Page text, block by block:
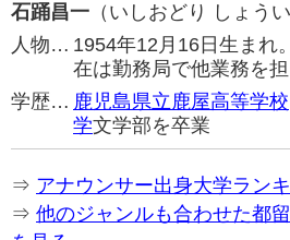
石踊昌一 （いしおどり しょうい
人物… 1954年12月16日生まれ
在は勤務局で他業務を担
学歴… 鹿児島県立鹿屋高等学校
学文学部を卒業
⇒ アナウンサー出身大学ラン
⇒ 他のジャンルも合わせた都